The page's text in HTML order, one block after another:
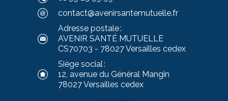
contact@avenirsantemutuelle.fr
Adresse postale :
AVENIR SANTÉ MUTUELLE
CS70703 - 78027 Versailles cedex
Siège social :
12, avenue du Général Mangin
78027 Versailles cedex